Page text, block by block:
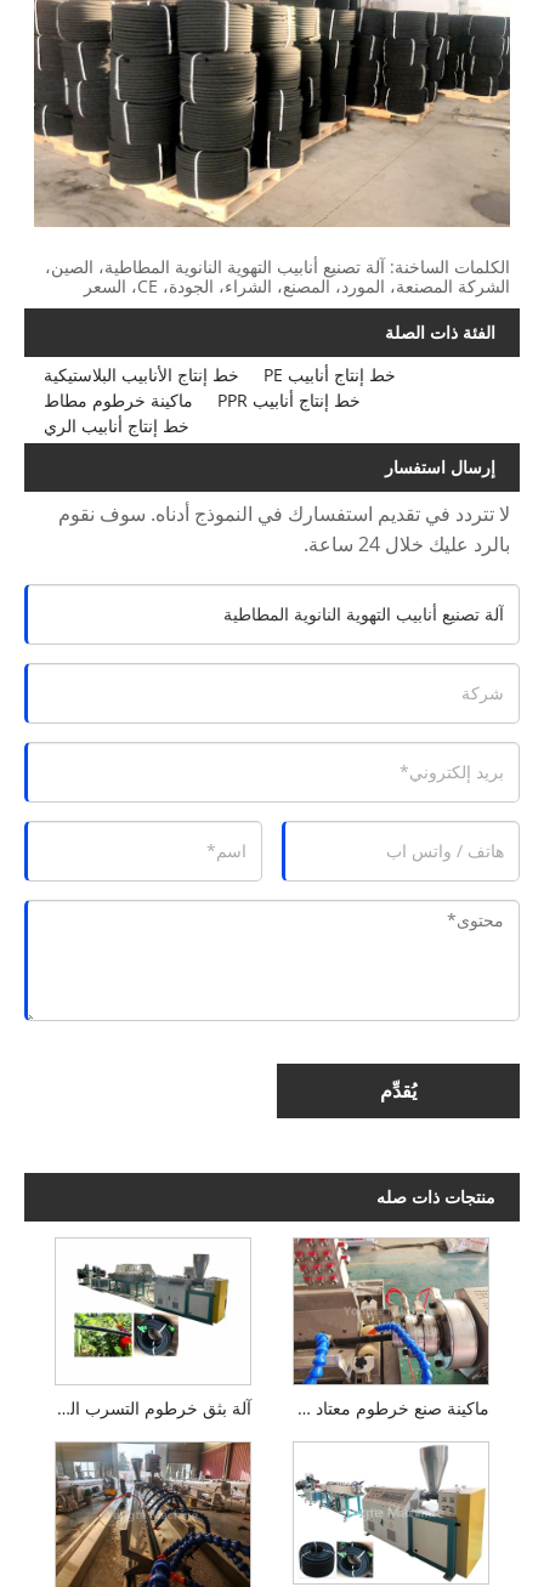
الكلمات الساخنة: آلة تصنيع أنابيب التهوية النانوية المطاطية، الصين،
الشركة المصنعة، المورد، المصنع، الشراء، الجودة، CE، السعر
الفئة ذات الصلة
خط إنتاج الأنابيب البلاستيكية
خط إنتاج أنابيب PE
ماكينة خرطوم مطاط
خط إنتاج أنابيب PPR
خط إنتاج أنابيب الري
إرسال استفسار
لا تتردد في تقديم استفسارك في النموذج أدناه. سوف نقوم
بالرد عليك خلال 24 ساعة.
يُقدِّم
منتجات ذات صله
آلة بثق خرطوم التسرب المطاطية ماكينة صنع خرطوم معتاد على الثمالة